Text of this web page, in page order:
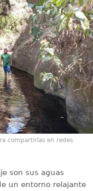
compartirlas en redes
son sus aguas
un entorno relajante